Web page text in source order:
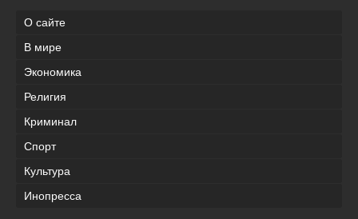
О сайте
В мире
Экономика
Религия
Криминал
Спорт
Культура
Инопресса